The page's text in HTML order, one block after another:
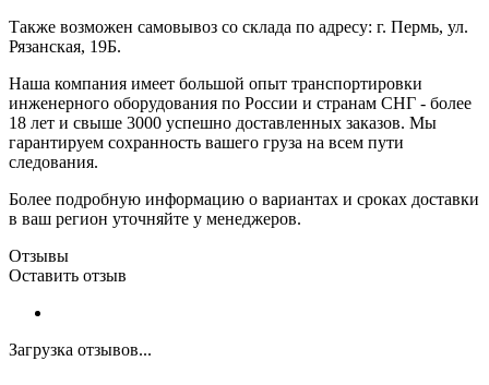
Также возможен самовывоз со склада по адресу: г. Пермь, ул.
Рязанская, 19Б.
Наша компания имеет большой опыт транспортировки
инженерного оборудования по России и странам СНГ - более
18 лет и свыше 3000 успешно доставленных заказов. Мы
гарантируем сохранность вашего груза на всем пути
следования.
Более подробную информацию о вариантах и сроках доставки
в ваш регион уточняйте у менеджеров.
Отзывы
Оставить отзыв
Загрузка отзывов...